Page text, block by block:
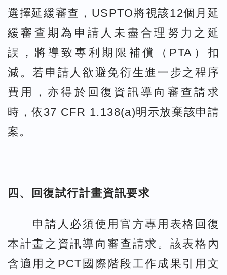
選擇延緩審查，USPTO將視該12個月延
緩審查期為申請人未盡合理努力之延
誤，將導致專利期限補償（PTA）扣
減。若申請人欲避免衍生進一步之程序
費用，亦得於回復資訊導向審查請求
時，依37 CFR 1.138(a)明示放棄該申請
案。
四、回復試行計畫資訊要求
申請人必須使用官方專用表格回復
本計畫之資訊導向審查請求。該表格內
含適用之PCT國際階段工作成果引用文